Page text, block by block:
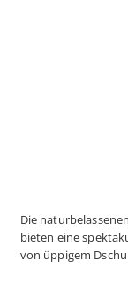
Die
bieten eine
von üppigem